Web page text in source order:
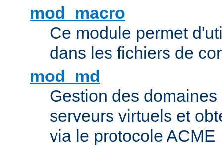
mod_macro
Ce module permet
dans les fichiers de
mod_md
Gestion des
serveurs virtuels et
via le protocole ACME